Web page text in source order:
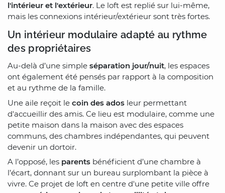
l'intérieur et l'extérieur. Le loft est replié sur lui-même,
mais les connexions intérieur/extérieur sont très fortes.
Un intérieur modulaire adapté au rythme
des propriétaires
Au-delà d’une simple séparation jour/nuit, les espaces
ont également été pensés par rapport à la composition
et au rythme de la famille.
Une aile reçoit le coin des ados leur permettant
d'accueillir des amis. Ce lieu est modulaire, comme une
petite maison dans la maison avec des espaces
communs, des chambres indépendantes, qui peuvent
devenir un dortoir.
A l’opposé, les parents bénéficient d’une chambre à
l’écart, donnant sur un bureau surplombant la pièce à
vivre. Ce projet de loft en centre d'une petite ville offre